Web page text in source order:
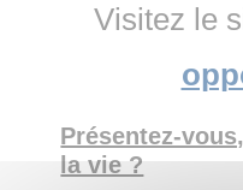
Visitez le
Présentez-
la vie ?